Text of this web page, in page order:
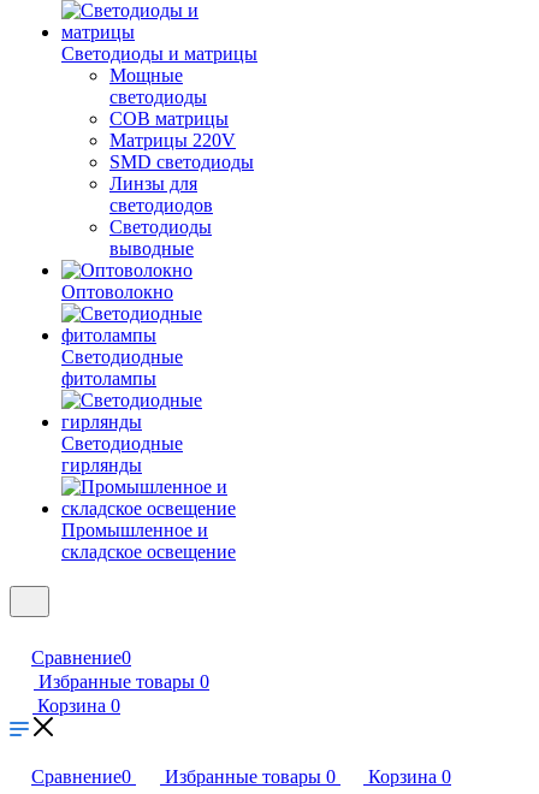
Светодиоды и матрицы
Мощные
светодиоды
COB матрицы
Матрицы 220V
SMD светодиоды
Линзы для
светодиодов
Светодиоды
выводные
Оптоволокно
Светодиодные
фитолампы
Светодиодные
гирлянды
Промышленное и
складское освещение
Сравнение0
Избранные товары 0
Корзина 0
Сравнение0 Избранные товары 0 Корзина 0